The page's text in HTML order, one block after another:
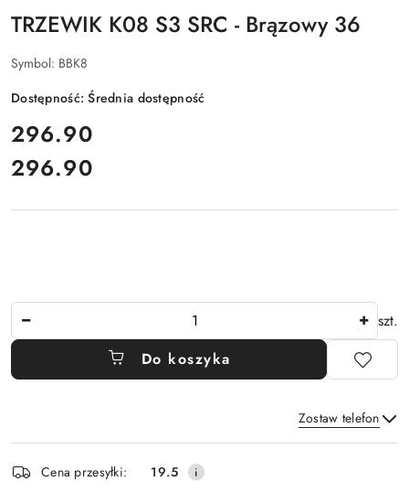
TRZEWIK K08 S3 SRC - Brązowy 36
Symbol: BBK8
Dostępność:Średnia dostępność
cena:
296.90
Cena:
296.90
szt.
Do koszyka
Zostaw telefon
i
Cena przesyłki: 19.5